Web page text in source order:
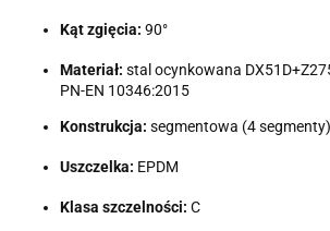
Kąt zgięcia: 90°
Materiał: stal ocynkowana
PN-EN 10346:2015
Konstrukcja: segmentowa (4 segmenty)
Uszczelka: EPDM
Klasa szczelności: C